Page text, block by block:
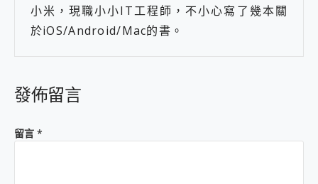
小米，現職小小IT工程師，不小心寫了幾本關
於iOS/Android/Mac的書。
發佈留言
留言 *